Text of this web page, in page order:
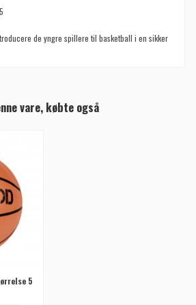
de yngre spillere til basketball i en sikker
vare, købte også
5